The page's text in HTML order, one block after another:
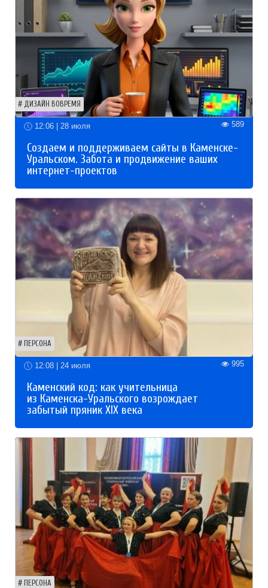
ДИЗАЙН ВОВРЕМЯ
12:06 | 28 июля 589
Создаем и поддерживаем сайты в Каменске-
Уральском. Забота и продвижение ваших
интернет-проектов
ПЕРСОНА
12:08 | 24 июля 995
Каменский код: как учительница
из Каменска-Уральского возрождает
забытый пряник XIX века
ПЕРСОНА